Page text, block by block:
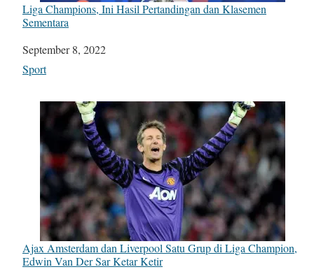
Liga Champions, Ini Hasil Pertandingan dan Klasemen
Sementara
Date
September 8, 2022
In relation to
Sport
Ajax Amsterdam dan Liverpool Satu Grup di Liga Champion,
Edwin Van Der Sar Ketar Ketir